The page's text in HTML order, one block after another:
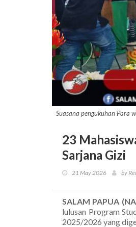
Suasana pengukuhan Para
23
Sarjana Gizi
21 May 2026 by
SALAM PAPUA
lulusan Program
2025/2026 yang